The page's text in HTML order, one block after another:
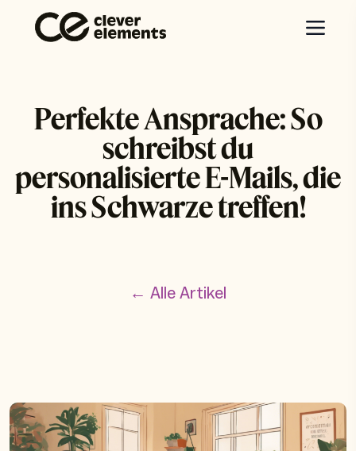
Perfekte Ansprache: So
schreibst du
personalisierte E-Mails, die
ins Schwarze treffen!
← Alle Artikel